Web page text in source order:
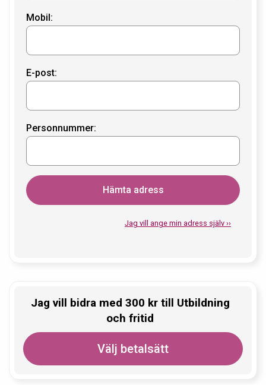
Mobil:
E-post:
Personnummer:
Hämta adress
Jag vill ange min adress själv ››
Jag vill bidra med 300 krtill Utbildning
och fritid
Välj betalsätt